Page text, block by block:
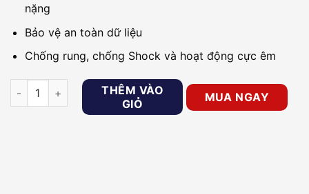
nặng
Bảo vệ an toàn dữ liệu
Chống rung, chống Shock và hoạt động cực êm
Ổ cứng Internal SSD 128GB HIKVISION HS-SSD-E100(STD)/
THÊM VÀO
GIỎ
MUA NGAY